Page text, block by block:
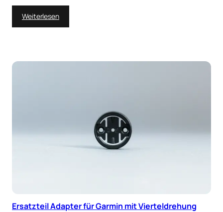
Weiterlesen
Ersatzteil Adapter für Garmin mit Vierteldrehung